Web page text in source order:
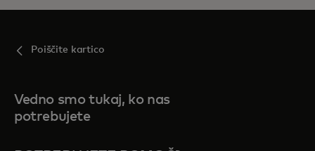
Poiščite kartico
Vedno smo tukaj, ko nas
potrebujete